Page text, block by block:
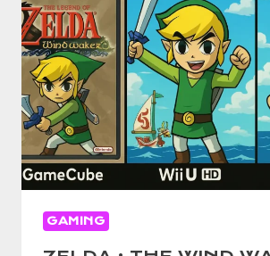
&
CE
QUI
CHANGE
VS
ELDEN
RING
GAMING